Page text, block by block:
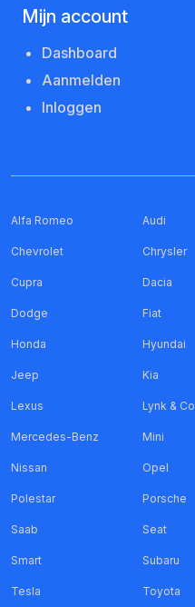
Mijn account
Dashboard
Aanmelden
Inloggen
Alfa Romeo Audi
Chevrolet Chrysler
Cupra Dacia
Dodge Fiat
Honda Hyundai
Jeep Kia
Lexus Lynk & Co
Mercedes-Benz Mini
Nissan Opel
Polestar Porsche
Saab Seat
Smart Subaru
Tesla Toyota